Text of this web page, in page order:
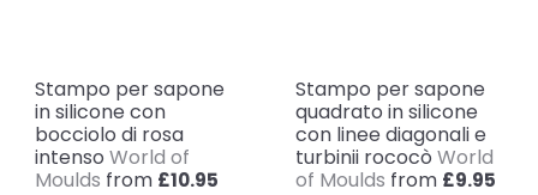
Stampo per sapone
in silicone con
bocciolo di rosa
intenso World of
Moulds from £10.95
Stampo per sapone
quadrato in silicone
con linee diagonali e
turbinii rococò World
of Moulds from £9.95